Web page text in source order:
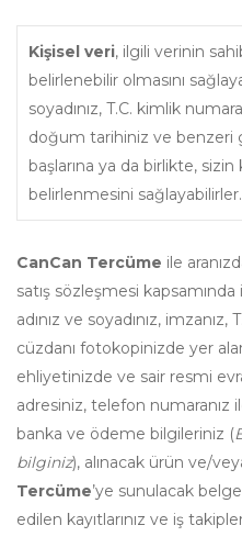
Kişisel veri, ilgili verinin
belirlenebilir olmasını
soyadınız, T.C. kimlik
doğum tarihiniz ve benzeri
başlarına ya da birlikte,
belirlenmesini sağlayabilirler.
CanCan Tercüme ile
satış sözleşmesi
adınız ve soyadınız,
cüzdanı fotokopinizde yer
ehliyetinizde ve sair resmi
adresiniz, telefon numaranız
banka ve ödeme bilgileriniz (
bilginiz), alınacak ürün ve/
Tercüme’ye sunulacak
edilen kayıtlarınız ve iş